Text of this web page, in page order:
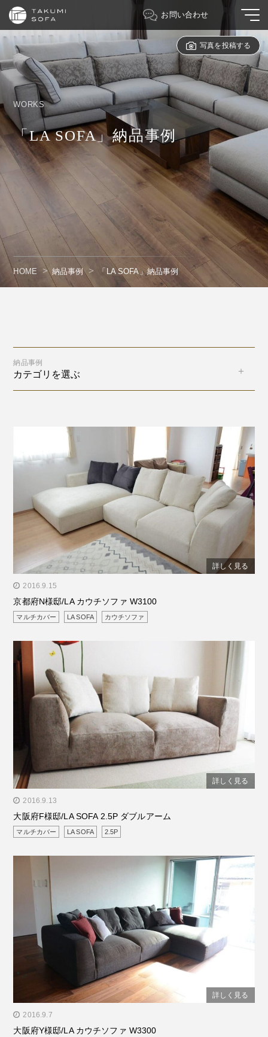
お問い合わせ
WORKS
「LA SOFA」納品事例
HOME 納品事例 「LA SOFA」納品事例
写真を投稿する
納品事例
カテゴリを選ぶ
" alt="京都府N様邸/LA カウチソファ W3100"/>
詳しく見る
2016.9.15
京都府N様邸/LA カウチソファ W3100
マルチカバー LA SOFA カウチソファ
" alt="大阪府F様邸/LA SOFA 2.5P ダブルアーム"/>
詳しく見る
2016.9.13
大阪府F様邸/LA SOFA 2.5P ダブルアーム
マルチカバー LA SOFA 2.5P
" alt="大阪府Y様邸/LA カウチソファ W3300"/>
詳しく見る
2016.9.7
大阪府Y様邸/LA カウチソファ W3300